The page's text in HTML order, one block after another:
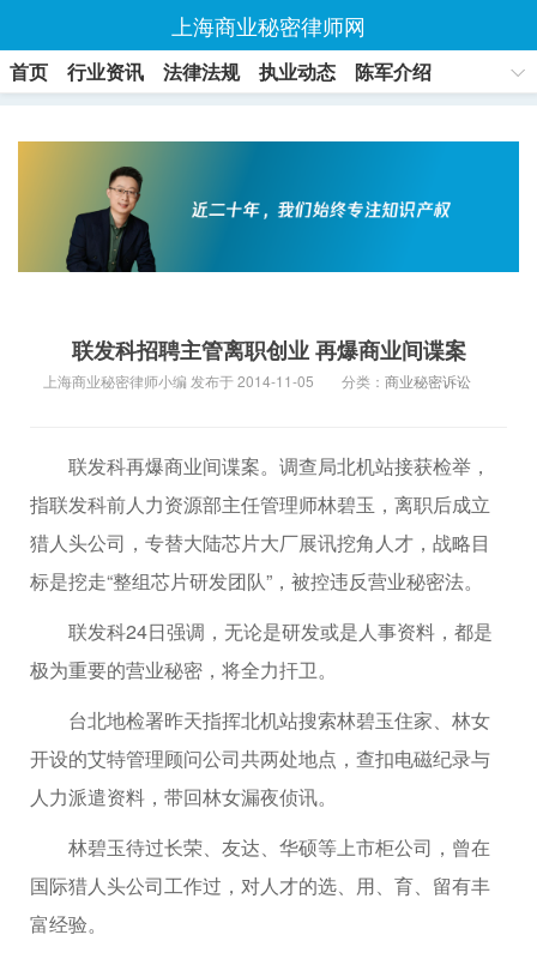
上海商业秘密律师网
首页 行业资讯 法律法规 执业动态
陈军介绍
联发科招聘主管离职创业 再爆商业间谍案
上海商业秘密律师小编 发布于 2014-11-05 分类： 商业秘密诉讼
联发科再爆商业间谍案。调查局北机站接获检举，
指联发科前人力资源部主任管理师林碧玉，离职后成立
猎人头公司，专替大陆芯片大厂展讯挖角人才，战略目
标是挖走“整组芯片研发团队”，被控违反营业秘密法。
联发科24日强调，无论是研发或是人事资料，都是
极为重要的营业秘密，将全力扞卫。
台北地检署昨天指挥北机站搜索林碧玉住家、林女
开设的艾特管理顾问公司共两处地点，查扣电磁纪录与
人力派遣资料，带回林女漏夜侦讯。
林碧玉待过长荣、友达、华硕等上市柜公司，曾在
国际猎人头公司工作过，对人才的选、用、育、留有丰
富经验。